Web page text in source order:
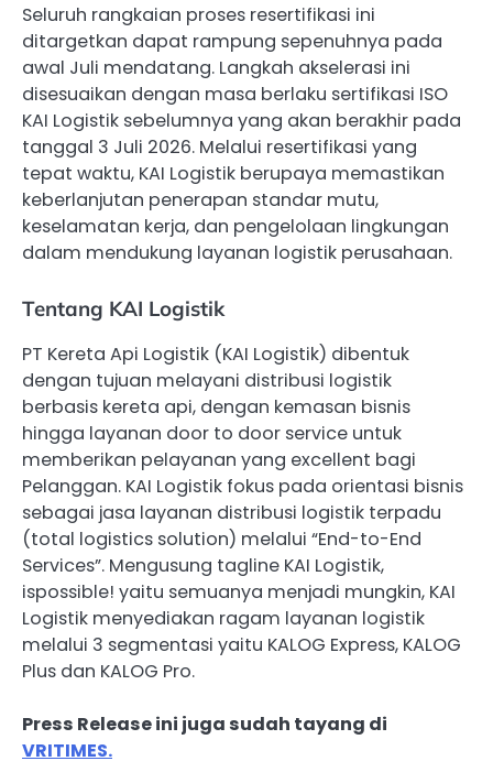
Seluruh rangkaian proses resertifikasi ini
ditargetkan dapat rampung sepenuhnya pada
awal Juli mendatang. Langkah akselerasi ini
disesuaikan dengan masa berlaku sertifikasi ISO
KAI Logistik sebelumnya yang akan berakhir pada
tanggal 3 Juli 2026. Melalui resertifikasi yang
tepat waktu, KAI Logistik berupaya memastikan
keberlanjutan penerapan standar mutu,
keselamatan kerja, dan pengelolaan lingkungan
dalam mendukung layanan logistik perusahaan.
Tentang KAI Logistik
PT Kereta Api Logistik (KAI Logistik) dibentuk
dengan tujuan melayani distribusi logistik
berbasis kereta api, dengan kemasan bisnis
hingga layanan door to door service untuk
memberikan pelayanan yang excellent bagi
Pelanggan. KAI Logistik fokus pada orientasi bisnis
sebagai jasa layanan distribusi logistik terpadu
(total logistics solution) melalui “End-to-End
Services”. Mengusung tagline KAI Logistik,
ispossible! yaitu semuanya menjadi mungkin, KAI
Logistik menyediakan ragam layanan logistik
melalui 3 segmentasi yaitu KALOG Express, KALOG
Plus dan KALOG Pro.
Press Release ini juga sudah tayang di
VRITIMES.